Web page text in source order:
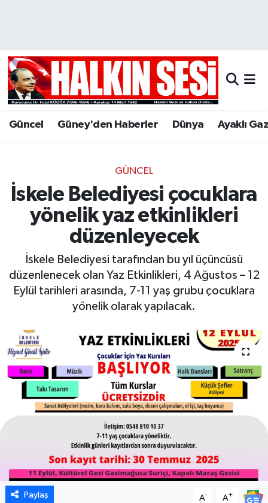
Güncel Güney'den Haberler Dünya Ayaklı
GÜNCEL
İskele Belediyesi çocuklara
yönelik yaz etkinlikleri
düzenleyecek
İskele Belediyesi tarafından bu yıl üçüncüsü
düzenlenecek olan Yaz Etkinlikleri, 4 Ağustos – 12
Eylül tarihleri arasında, 7-11 yaş grubu çocuklara
yönelik olarak yapılacak.
Paylaş A- A+
Hava Durumu
Trafik Durumu
Son Dakika Haberleri
Haber Arşivi